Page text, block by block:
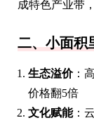
成特色产业带
二、小面积
生态溢价：
价格翻5倍
文化赋能：